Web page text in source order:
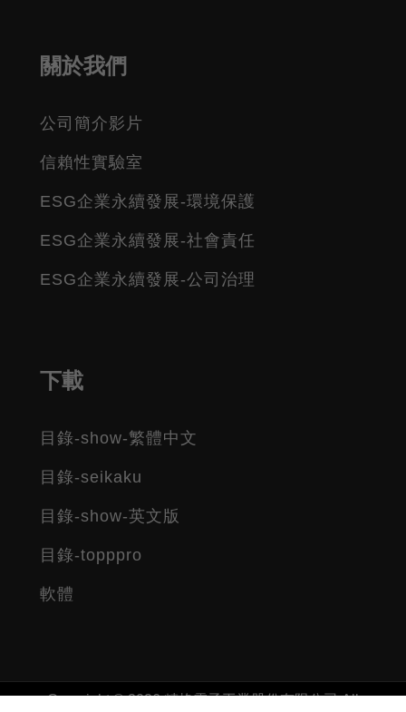
關於我們
公司簡介影片
信賴性實驗室
ESG企業永續發展-環境保護
ESG企業永續發展-社會責任
ESG企業永續發展-公司治理
下載
目錄-show-繁體中文
目錄-seikaku
目錄-show-英文版
目錄-topppro
軟體
Copyright © 2026 精格電子工業股份有限公司 All